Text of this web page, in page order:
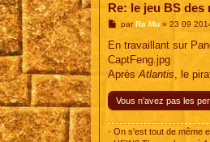
Re: le jeu BS des
M
s
a
g
parRa Mu» 23 09
En travaillant sur
CaptFeng.jpg
Après Atlantis , le
Vous n’avez pas les
- On s'est tout de même